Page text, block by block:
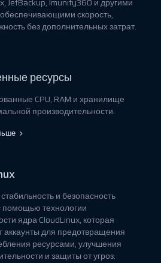
скорость,
без дополнительных затрат.
ресурсы
CPU, RAM и хранилище
производительности.
и безопасность
помощью технологии
ядра CloudLinux, которая
аккаунты для предотвращения
ресурсами, улучшения
и защиты от угроз.